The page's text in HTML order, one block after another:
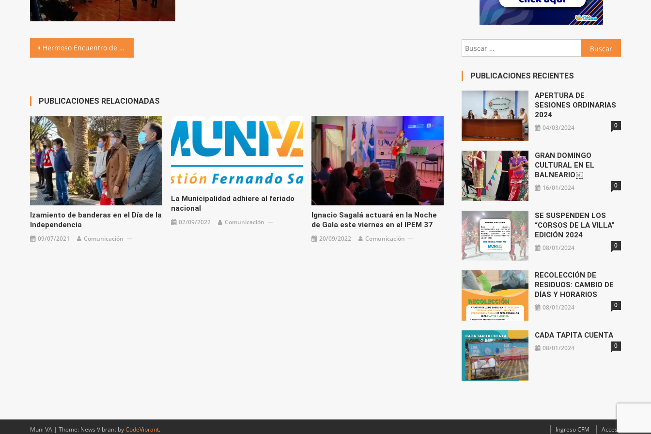
Navegación
Hermoso Encuentro de Convivencia Coral
PUBLICACIONES RELACIONADAS
Izamiento de banderas en el Día de la
Independencia
09/07/2021 Comunicación
La Municipalidad adhiere al feriado
nacional
02/09/2022 Comunicación
Ignacio Sagalá actuará en la Noche
de Gala este viernes en el IPEM 37
20/09/2022 Comunicación
Buscar:
PUBLICACIONES RECIENTES
APERTURA DE
SESIONES ORDINARIAS
2024
04/03/2024 0
GRAN DOMINGO
CULTURAL EN EL
BALNEARIO￼
16/01/2024 0
SE SUSPENDEN LOS
“CORSOS DE LA VILLA”
EDICIÓN 2024
08/01/2024 0
RECOLECCIÓN DE
RESIDUOS: CAMBIO DE
DÍAS Y HORARIOS
08/01/2024 0
CADA TAPITA CUENTA
08/01/2024 0
Muni VA | Theme: News Vibrant byCodeVibrant. Ingreso CFM Acceso